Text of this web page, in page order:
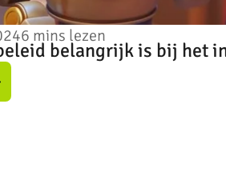
6 mins lezen
belangrijk is bij het